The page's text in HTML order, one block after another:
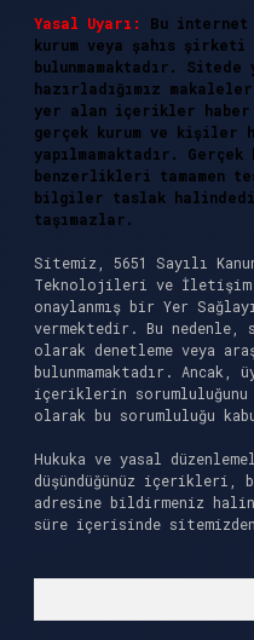
Yasal Uyarı:
Bu
kurum veya şahıs
bulunmamaktadır. Sitede
hazırladığımız
yer alan içerikler haber
gerçek kurum ve kişiler
yapılmamaktadır.
benzerlikleri tamamen
bilgiler taslak
taşımazlar.
Sitemiz, 5651 Sayılı
Teknolojileri ve İletişim
onaylanmış bir Yer
vermektedir. Bu
olarak denetleme veya
bulunmamaktadır. Ancak,
içeriklerin
olarak bu sorumluluğu
Hukuka ve yasal
düşündüğünüz içerikleri,
adresine bildirmeniz
süre içerisinde